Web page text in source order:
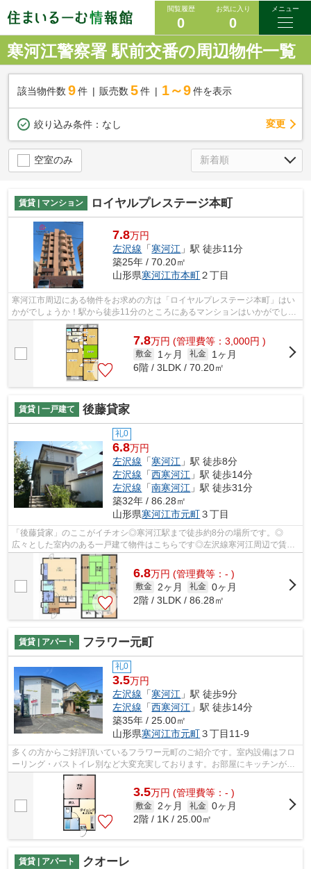
閲覧履歴
0
お気に入り
0
メニュー
寒河江警察署 駅前交番の周辺物件一覧
該当物件数 9件 販売数 5 件 1～9 件を表示
絞り込み条件： なし 変更
空室のみ
賃貸 | マンション ロイヤルプレステージ本町
7.8万円
左沢線 「寒河江 」駅 徒歩11分
築25年 / 70.20㎡
山形県寒河江市本町２丁目
寒河江市周辺にある物件をお求めの方は「ロイヤルプレステージ本町」はい
かがでしょうか！駅から徒歩11分のところにあるマンションはいかがでしょ
うか！防犯対策もバッチリなマンショ...
7.8万円 (管理費等：3,000円 )
敷金 1ヶ月 礼金
1ヶ月
6階 / 3LDK / 70.20㎡
賃貸 | 一戸建て 後藤貸家
礼0
6.8万円
左沢線 「寒河江 」駅 徒歩8分
左沢線 「西寒河江 」駅 徒歩14分
左沢線 「南寒河江 」駅 徒歩31分
築32年 / 86.28㎡
山形県寒河江市元町３丁目
「後藤貸家」のここがイチオシ◎寒河江駅まで徒歩約8分の場所です。◎
広々とした室内のある一戸建て物件はこちらです◎左沢線寒河江周辺で賃貸
をお探しなら、当社にお任せください◎お問い...
6.8万円 (管理費等：- )
敷金 2ヶ月 礼金 0ヶ月
2階 / 3LDK / 86.28㎡
賃貸 | アパート フラワー元町
礼0
3.5万円
左沢線 「寒河江 」駅 徒歩9分
左沢線 「西寒河江 」駅 徒歩14分
築35年 / 25.00㎡
山形県寒河江市元町３丁目11-9
多くの方からご好評頂いているフラワー元町のご紹介です。室内設備はフロ
ーリング・バストイレ別など大変充実しております。お部屋にキッチンがあ
る住まいです 。礼金不要の物件は初期...
3.5万円 (管理費等：- )
敷金 2ヶ月 礼金 0ヶ月
2階 / 1K / 25.00㎡
賃貸 | アパート クオーレ